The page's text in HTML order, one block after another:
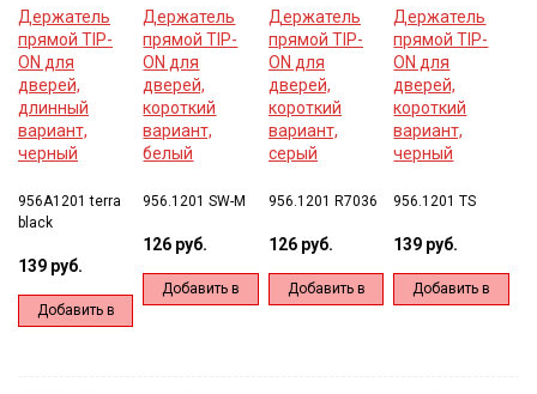
Держатель
прямой TIP-
ON для
дверей,
длинный
вариант,
черный
956A1201 terra
black
139 руб.
Добавить в
Держатель
прямой TIP-
ON для
дверей,
короткий
вариант,
белый
956.1201 SW-M
126 руб.
Добавить в
Держатель
прямой TIP-
ON для
дверей,
короткий
вариант,
серый
956.1201 R7036
126 руб.
Добавить в
Держатель
прямой TIP-
ON для
дверей,
короткий
вариант,
черный
956.1201 TS
139 руб.
Добавить в